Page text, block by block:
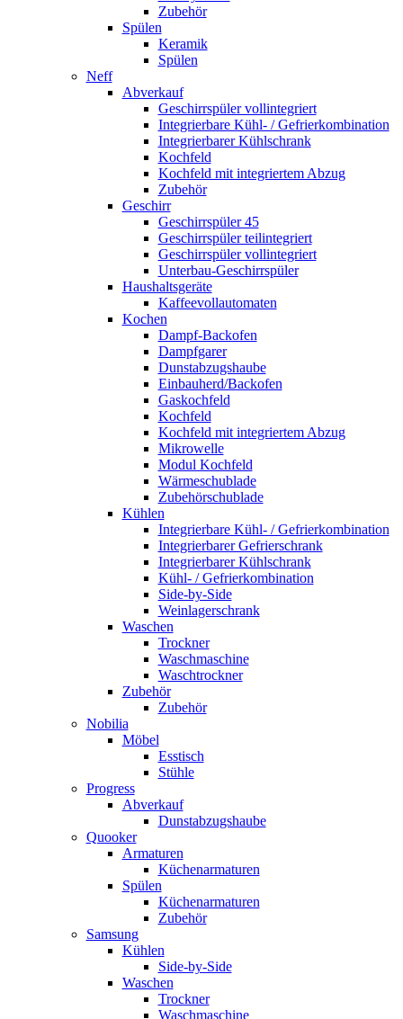
Zubehör
Spülen
Keramik
Spülen
Neff
Abverkauf
Geschirrspüler vollintegriert
Integrierbare Kühl- / Gefrierkombination
Integrierbarer Kühlschrank
Kochfeld
Kochfeld mit integriertem Abzug
Zubehör
Geschirr
Geschirrspüler 45
Geschirrspüler teilintegriert
Geschirrspüler vollintegriert
Unterbau-Geschirrspüler
Haushaltsgeräte
Kaffeevollautomaten
Kochen
Dampf-Backofen
Dampfgarer
Dunstabzugshaube
Einbauherd/Backofen
Gaskochfeld
Kochfeld
Kochfeld mit integriertem Abzug
Mikrowelle
Modul Kochfeld
Wärmeschublade
Zubehörschublade
Kühlen
Integrierbare Kühl- / Gefrierkombination
Integrierbarer Gefrierschrank
Integrierbarer Kühlschrank
Kühl- / Gefrierkombination
Side-by-Side
Weinlagerschrank
Waschen
Trockner
Waschmaschine
Waschtrockner
Zubehör
Zubehör
Nobilia
Möbel
Esstisch
Stühle
Progress
Abverkauf
Dunstabzugshaube
Quooker
Armaturen
Küchenarmaturen
Spülen
Küchenarmaturen
Zubehör
Samsung
Kühlen
Side-by-Side
Waschen
Trockner
Waschmaschine